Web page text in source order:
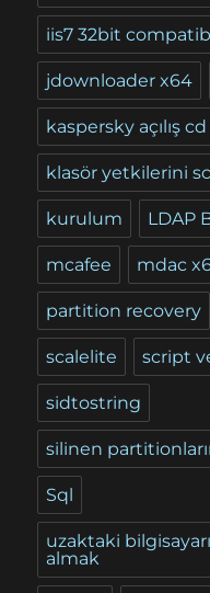
iis7 32bit
jdownloader x64
kaspersky açılış cd
klasör yetkilerini
kurulum LDAP
mcafee mdac
partition recovery
scalelite script
sidtostring
silinen
Sql
uzaktaki
almak